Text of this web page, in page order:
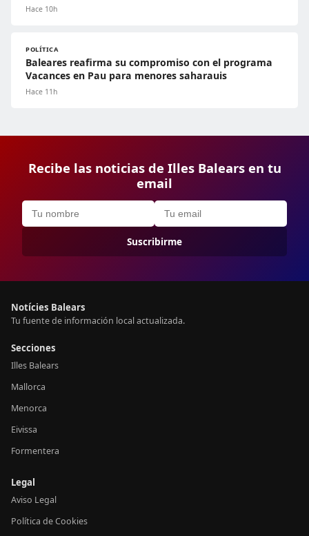
Hace 10h
POLÍTICA
Baleares reafirma su compromiso con el programa
Vacances en Pau para menores saharauis
Hace 11h
Recibe las noticias de Illes Balears en tu
email
Suscribirme
Notícies Balears
Tu fuente de información local actualizada.
Secciones
Illes Balears
Mallorca
Menorca
Eivissa
Formentera
Legal
Aviso Legal
Política de Cookies